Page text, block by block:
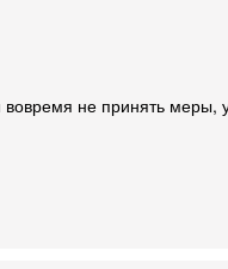
не принять меры,